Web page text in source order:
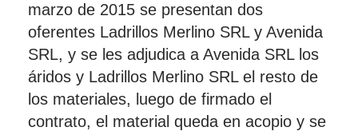
marzo de 2015 se presentan dos
oferentes Ladrillos Merlino SRL y Avenida
SRL, y se les adjudica a Avenida SRL los
áridos y Ladrillos Merlino SRL el resto de
los materiales, luego de firmado el
contrato, el material queda en acopio y se